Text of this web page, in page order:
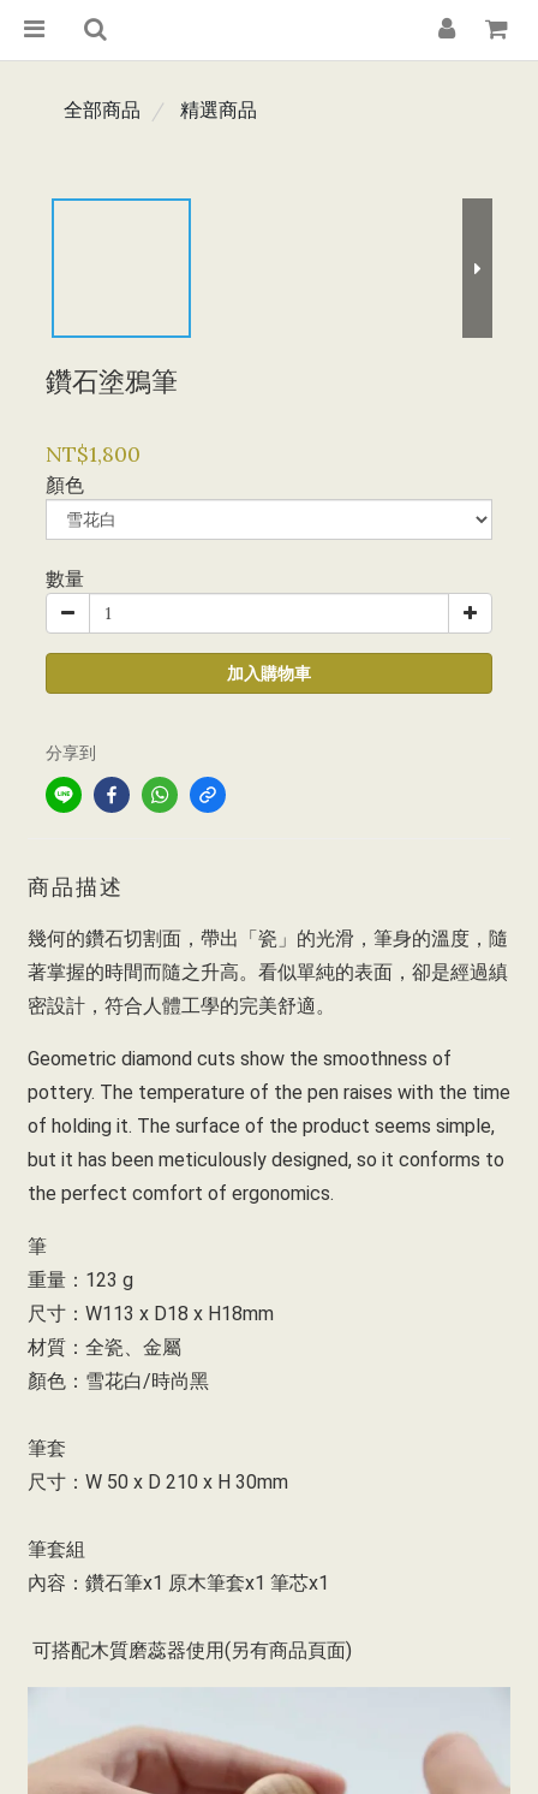
全部商品 精選商品
鑽石塗鴉筆
NT$1,800
顏色
數量
加入購物車
分享到
商品描述
幾何的鑽石切割面，帶出「瓷」的光滑，筆身的溫度，隨
著掌握的時間而隨之升高。看似單純的表面，卻是經過縝
密設計，符合人體工學的完美舒適。
Geometric diamond cuts show the smoothness of
pottery. The temperature of the pen raises with the time
of holding it. The surface of the product seems simple,
but it has been meticulously designed, so it conforms to
the perfect comfort of ergonomics.
筆
重量：123 g
尺寸：W113 x D18 x H18mm
材質：全瓷、金屬
顏色：雪花白/時尚黑
筆套
尺寸：W 50 x D 210 x H 30mm
筆套組
內容：鑽石筆x1 原木筆套x1 筆芯x1
可搭配木質磨蕊器使用(另有商品頁面)